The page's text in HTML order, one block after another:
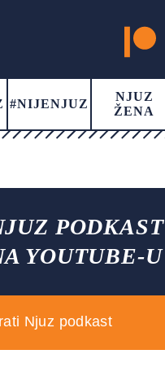
#NIJENJUZ
NJUZ
ŽENA
PODKAST
YOUTUBE-U
Njuz podkast